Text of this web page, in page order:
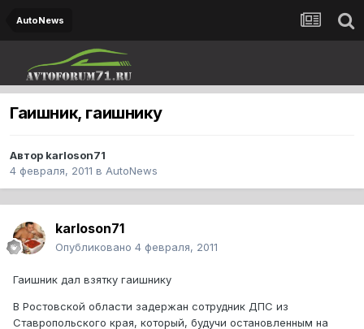
AutoNews
Гаишник, гаишнику
Автор karloson71
4 февраля, 2011 в AutoNews
karloson71
Опубликовано 4 февраля, 2011
Гаишник дал взятку гаишнику
В Ростовской области задержан сотрудник ДПС из
Ставропольского края, который, будучи остановленным на